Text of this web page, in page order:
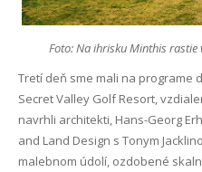
Foto: Na ihrisku Minthis
Tretí deň sme mali na programe
Secret Valley Golf Resort,
navrhli architekti, Hans-Georg
and Land Design s Tonym
malebnom údolí, ozdobené